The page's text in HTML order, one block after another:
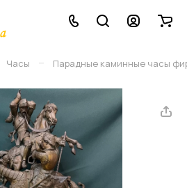
Часы – Парадные каминные часы